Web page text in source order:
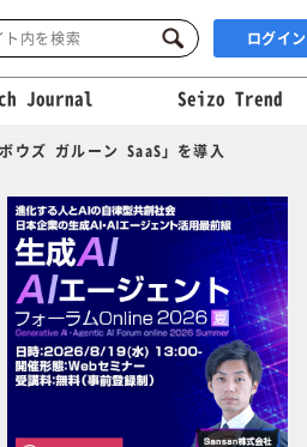
ログイン
Journal Seizo Trend
ウズ ガルーン SaaS」を導入